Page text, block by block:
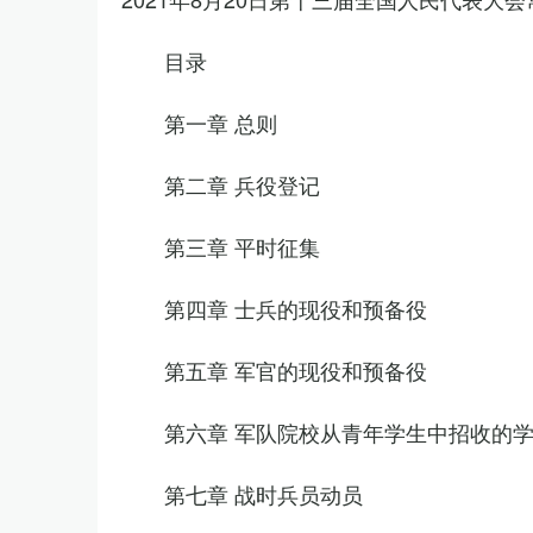
目录
第一章 总则
第二章 兵役登记
第三章 平时征集
第四章 士兵的现役和预备役
第五章 军官的现役和预备役
第六章 军队院校从青年学生中招收的
第七章 战时兵员动员